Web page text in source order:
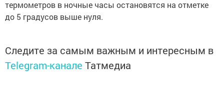
термометров в ночные часы остановятся на отметке
до 5 градусов выше нуля.
Следите за самым важным и интересным в
Telegram-канале Татмедиа